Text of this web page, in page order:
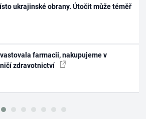
ukrajinské obrany. Útočit může téměř
farmacii, nakupujeme v
zdravotnictví